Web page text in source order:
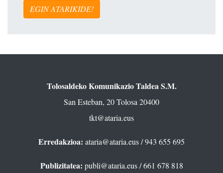
EGIN ATARIKIDE!
Tolosaldeko Komunikazio Taldea S.M.
San Esteban, 20 Tolosa 20400
tkt@ataria.eus
Erredakzioa: ataria@ataria.eus/ 943 655 695
Publizitatea: publi@ataria.eus/ 661 678 818